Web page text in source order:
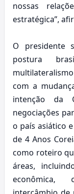
nossas
estratégica”,
O presidente
postura
com a
intenção da
negociações
o país asiático e
de 4 Anos
como roteiro
áreas,
econômica,